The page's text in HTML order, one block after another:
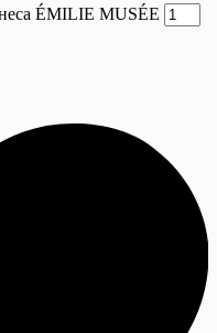
ÉMILIE MUSÉE